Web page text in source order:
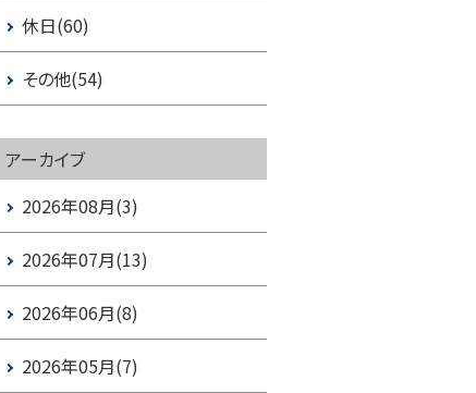
休日(60)
その他(54)
アーカイブ
2026年08月(3)
2026年07月(13)
2026年06月(8)
2026年05月(7)